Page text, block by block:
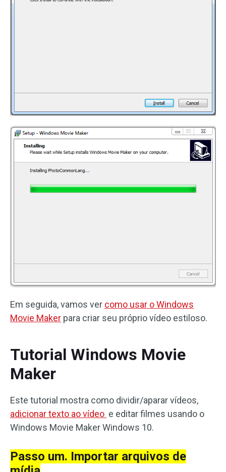
Em seguida, vamos ver como usar o Windows
Movie Maker para criar seu próprio vídeo estiloso.
Tutorial Windows Movie
Maker
Este tutorial mostra como dividir/aparar vídeos,
adicionar texto ao vídeo e editar filmes usando o
Windows Movie Maker Windows 10.
Passo um. Importar arquivos de